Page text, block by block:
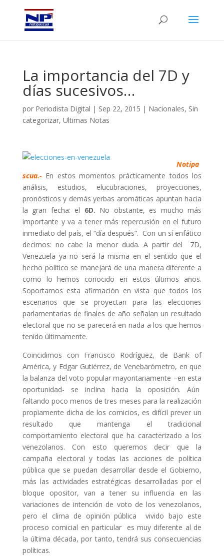
La importancia del 7D y
días sucesivos…
por Periodista Digital | Sep 22, 2015 | Nacionales, Sin
categorizar, Ultimas Notas
Notipa
scua.-En estos momentos prácticamente todos los
análisis, estudios, elucubraciones, proyecciones,
pronósticos y demás yerbas aromáticas apuntan hacia
la gran fecha: el 6D. No obstante, es mucho más
importante y va a tener más repercusión en el futuro
inmediato del país, el “día después”. Con un sí enfático
decimos: no cabe la menor duda. A partir del 7D,
Venezuela ya no será la misma en el sentido que el
hecho político se manejará de una manera diferente a
como lo hemos conocido en estos últimos años.
Soportamos esta afirmación en vista que todos los
escenarios que se proyectan para las elecciones
parlamentarias de finales de año señalan un resultado
electoral que no se parecerá en nada a los que hemos
tenido últimamente.
Coincidimos con Francisco Rodríguez, de Bank of
América, y Edgar Gutiérrez, de Venebarómetro, en que
la balanza del voto popular mayoritariamente –en esta
oportunidad- se inclina hacia la oposición. Aún
faltando poco menos de tres meses para la realización
propiamente dicha de los comicios, es difícil prever un
resultado que mantenga el tradicional
comportamiento electoral que ha caracterizado a los
venezolanos. Con esto queremos decir que la
campaña electoral y todas las acciones de política
pública que se puedan desarrollar desde el Gobierno,
más las actividades estratégicas desarrolladas por el
bloque opositor, van a tener su influencia en las
variaciones de intención de voto de los venezolanos,
pero el clima de opinión pública vivido bajo este
proceso comicial en particular es muy diferente al de
la última década, por tanto, tendrá sus consecuencias
políticas.